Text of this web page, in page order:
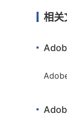
相关